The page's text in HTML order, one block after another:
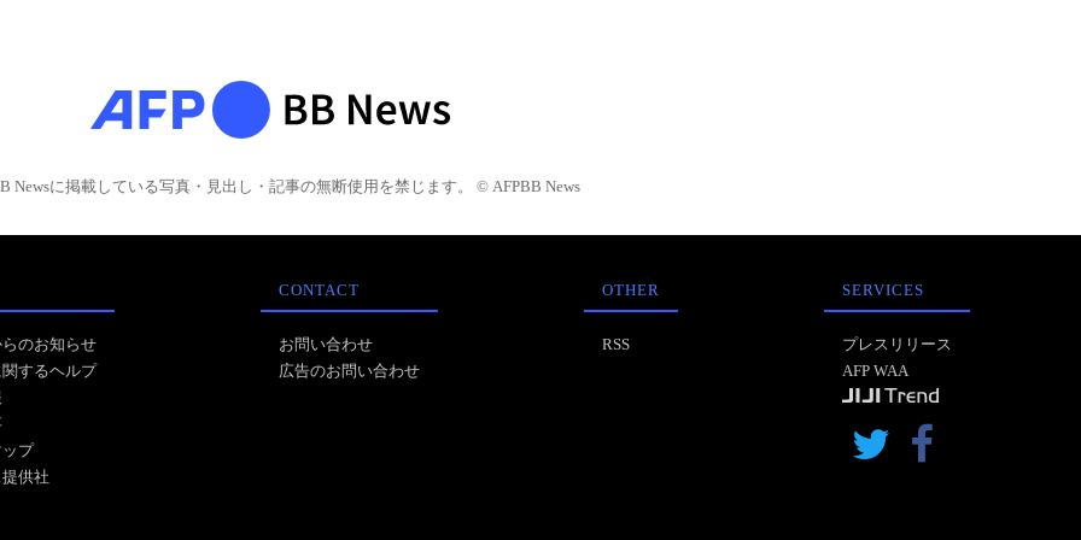
Newsに掲載している写真・見出し・記事の無断使用を禁じます。 © AFPBB News
のお知らせ
するヘルプ
プ
供社
CONTACT
お問い合わせ
広告のお問い合わせ
OTHER
RSS
SERVICES
プレスリリース
AFP WAA